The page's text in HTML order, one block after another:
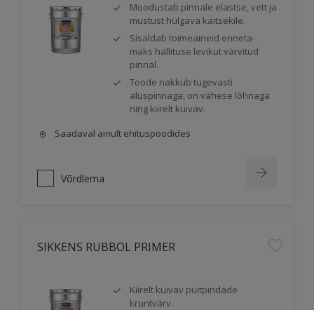
Moodustab pinnale elastse, vett ja
mustust hülgava kaitsekile.
Sisaldab toimeaineid enneta-
maks hallituse levikut värvitud
pinnal.
Toode nakkub tugevasti
aluspinnaga, on vähese lõhnaga
ning kiirelt kuivav.
Saadaval ainult ehituspoodides
Võrdlema
SIKKENS RUBBOL PRIMER
Kiirelt kuivav puitpindade
kruntvärv.